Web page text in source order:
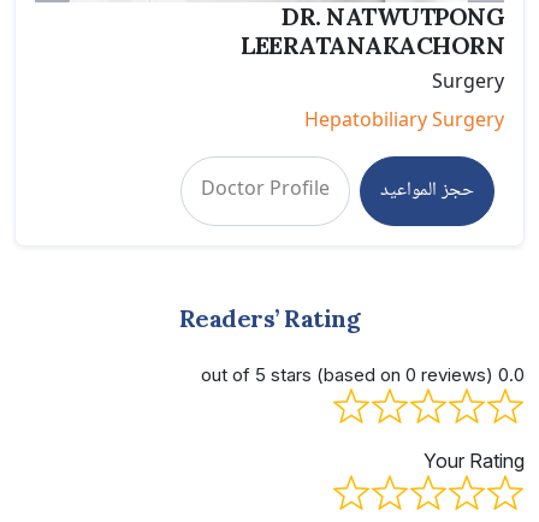
DR. NATWUTPONG
LEERATANAKACHORN
Surgery
Hepatobiliary Surgery
حجز المواعيد Doctor Profile
Readers’ Rating
0.0 out of 5 stars (based on 0 reviews)
Your Rating